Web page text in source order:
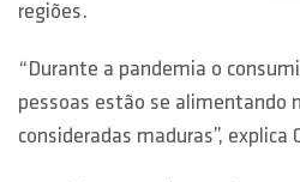
regiões.
“Durante a pandemia o
pessoas estão se alimentando
consideradas maduras”, explica